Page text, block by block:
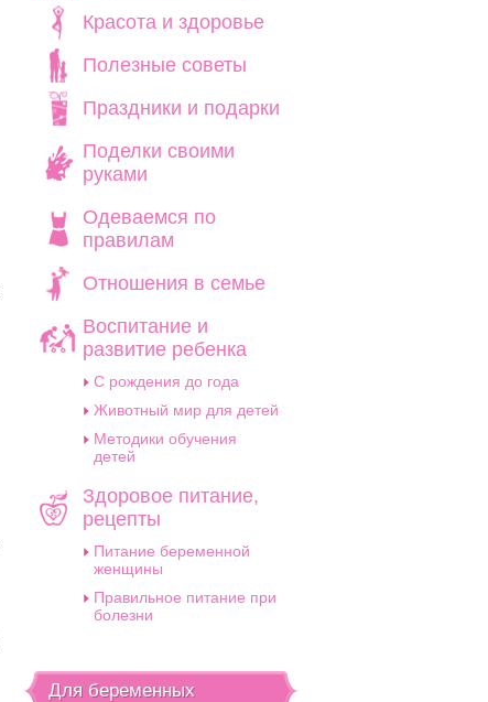
Красота и здоровье
Полезные советы
Праздники и подарки
Поделки своими
руками
Одеваемся по
правилам
Отношения в семье
Воспитание и
развитие ребенка
C рождения до года
Животный мир для детей
Методики обучения
детей
Здоровое питание,
рецепты
Питание беременной
женщины
Правильное питание при
болезни
Для беременных